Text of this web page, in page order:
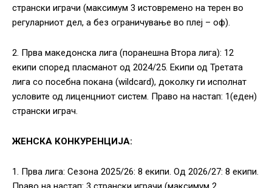
странски играчи (максимум 3 истовремено на терен во
регуларниот дел, а без ограничување во плеј – оф).
2. Прва македонска лига (поранешна Втора лига): 12
екипи според пласманот од 2024/25. Екипи од Третата
лига со посебна покана (wildcard), доколку ги исполнат
условите од лиценцниот систем. Право на настап: 1(еден)
странски играч.
ЖЕНСКА КОНКУРЕНЦИЈА:
1. Прва лига: Сезона 2025/26: 8 екипи. Од 2026/27: 8 екипи.